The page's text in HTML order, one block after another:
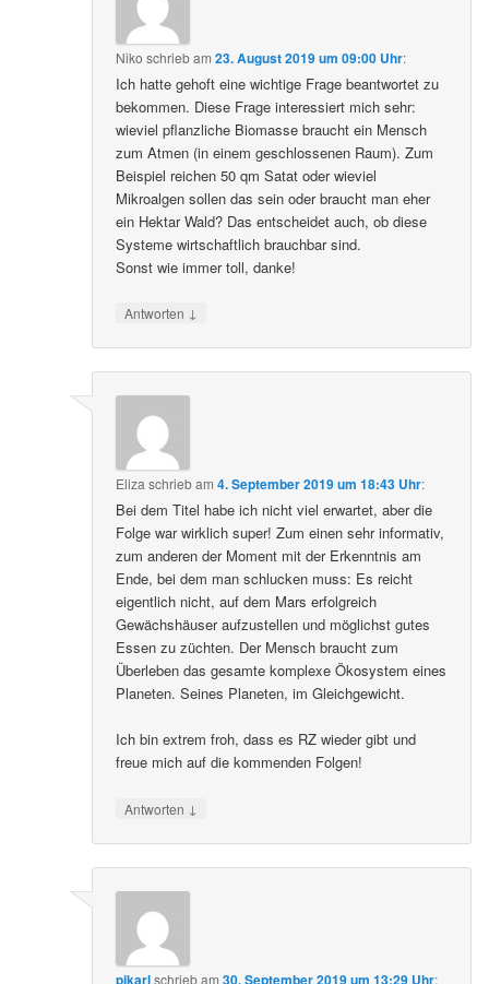
Niko schriebam23. August 2019 um 09:00 Uhr:
Ich hatte gehoft eine wichtige Frage beantwortet zu
bekommen. Diese Frage interessiert mich sehr:
wieviel pflanzliche Biomasse braucht ein Mensch
zum Atmen (in einem geschlossenen Raum). Zum
Beispiel reichen 50 qm Satat oder wieviel
Mikroalgen sollen das sein oder braucht man eher
ein Hektar Wald? Das entscheidet auch, ob diese
Systeme wirtschaftlich brauchbar sind.
Sonst wie immer toll, danke!
Antworten ↓
Eliza schriebam4. September 2019 um 18:43 Uhr:
Bei dem Titel habe ich nicht viel erwartet, aber die
Folge war wirklich super! Zum einen sehr informativ,
zum anderen der Moment mit der Erkenntnis am
Ende, bei dem man schlucken muss: Es reicht
eigentlich nicht, auf dem Mars erfolgreich
Gewächshäuser aufzustellen und möglichst gutes
Essen zu züchten. Der Mensch braucht zum
Überleben das gesamte komplexe Ökosystem eines
Planeten. Seines Planeten, im Gleichgewicht.
Ich bin extrem froh, dass es RZ wieder gibt und
freue mich auf die kommenden Folgen!
Antworten ↓
pikarlschriebam30. September 2019 um 13:29 Uhr: